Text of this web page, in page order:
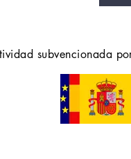
subvencionada